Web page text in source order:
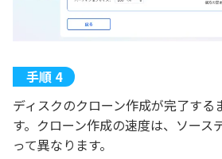
ディスクのクローン作成が完了する
す。クローン作成の速度は、ソース
って異なります。